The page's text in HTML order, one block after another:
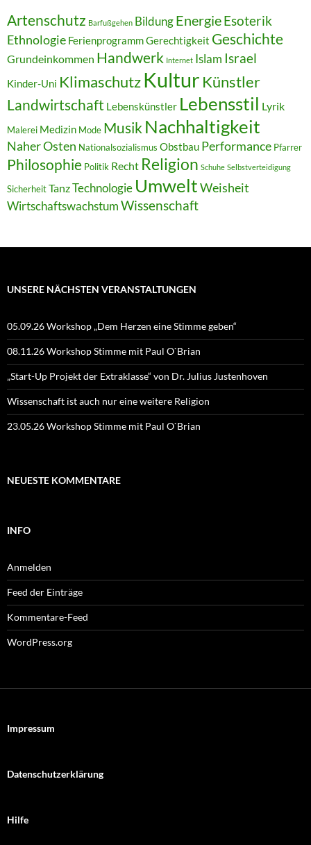
Artenschutz Barfußgehen BildungEnergieEsoterik
Ethnologie FerienprogrammGerechtigkeit Geschichte
Grundeinkommen Handwerk Internet Islam Israel
Kinder-Uni KlimaschutzKultur Künstler
Landwirtschaft Lebenskünstler Lebensstil Lyrik
Malerei Medizin Mode MusikNachhaltigkeit
Naher Osten Nationalsozialismus Obstbau Performance Pfarrer
Philosophie Politik Recht Religion Schuhe Selbstverteidigung
SicherheitTanzTechnologie UmweltWeisheit
WirtschaftswachstumWissenschaft
UNSERE NÄCHSTEN VERANSTALTUNGEN
05.09.26 Workshop „Dem Herzen eine Stimme geben“
08.11.26 Workshop Stimme mit Paul O`Brian
„Start-Up Projekt der Extraklasse“ von Dr. Julius Justenhoven
Wissenschaft ist auch nur eine weitere Religion
23.05.26 Workshop Stimme mit Paul O`Brian
NEUESTE KOMMENTARE
INFO
Anmelden
Feed der Einträge
Kommentare-Feed
WordPress.org
Impressum
Datenschutzerklärung
Hilfe